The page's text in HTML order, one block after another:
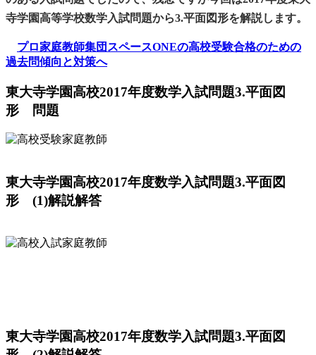
寺学園高等学校数学入試問題から3.平面図形を解説します。
プロ家庭教師集団スペースONEの高校受験合格のための
過去問傾向と対策へ
東大寺学園高校2017年度数学入試問題3.平面図
形 問題
東大寺学園高校2017年度数学入試問題3.平面図
形 (1)解説解答
東大寺学園高校2017年度数学入試問題3.平面図